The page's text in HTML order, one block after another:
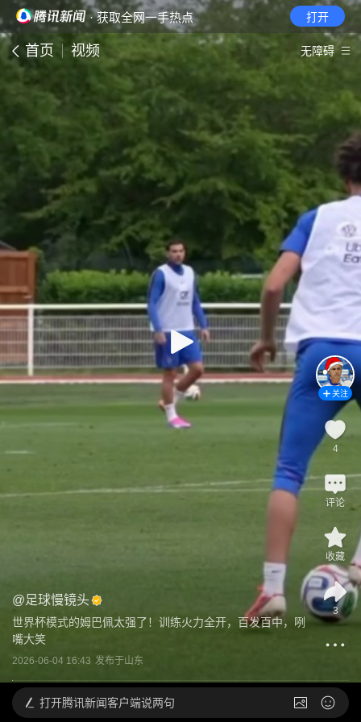
· 获取全网一手热点 打开
首页 视频 无障碍
@足球慢镜头
世界杯模式的姆巴佩太强了！训练火力全开，百发百中，咧
嘴大笑
2026-06-04 16:43 发布于山东
关注
4
评论
收藏
3
打开腾讯新闻客户端说两句